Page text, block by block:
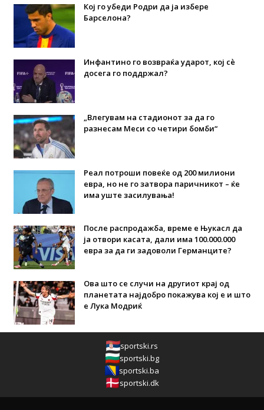
Кој го убеди Родри да ја избере
Барселона?
Инфантино го возвраќа ударот, кој сè
досега го поддржал?
„Влегувам на стадионот за да го
разнесам Меси со четири бомби“
Реал потроши повеќе од 200 милиони
евра, но не го затвора паричникот – ќе
има уште засилувања!
После распродажба, време е Њукасл да
ја отвори касата, дали има 100.000.000
евра за да ги задоволи Германците?
Ова што се случи на другиот крај од
планетата најдобро покажува кој е и што
е Лука Модриќ
sportski.rs
sportski.bg
sportski.ba
sportski.dk